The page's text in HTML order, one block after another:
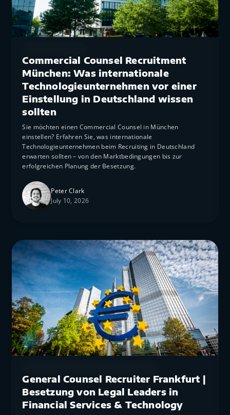
Commercial Counsel Recruitment
München: Was internationale
Technologieunternehmen vor einer
Einstellung in Deutschland wissen
sollten
Sie möchten einen Commercial Counsel in München
einstellen? Erfahren Sie, was internationale
Technologieunternehmen beim Recruiting in Deutschland
erwarten sollten – von den Marktbedingungen bis zur
erfolgreichen Planung der Besetzung.
Peter Clark
July 10, 2026
General Counsel Recruiter Frankfurt |
Besetzung von Legal Leaders in
Financial Services & Technology